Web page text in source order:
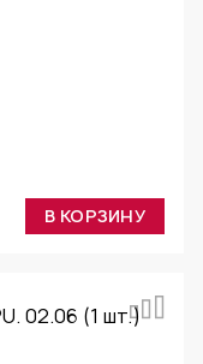
В КОРЗИНУ